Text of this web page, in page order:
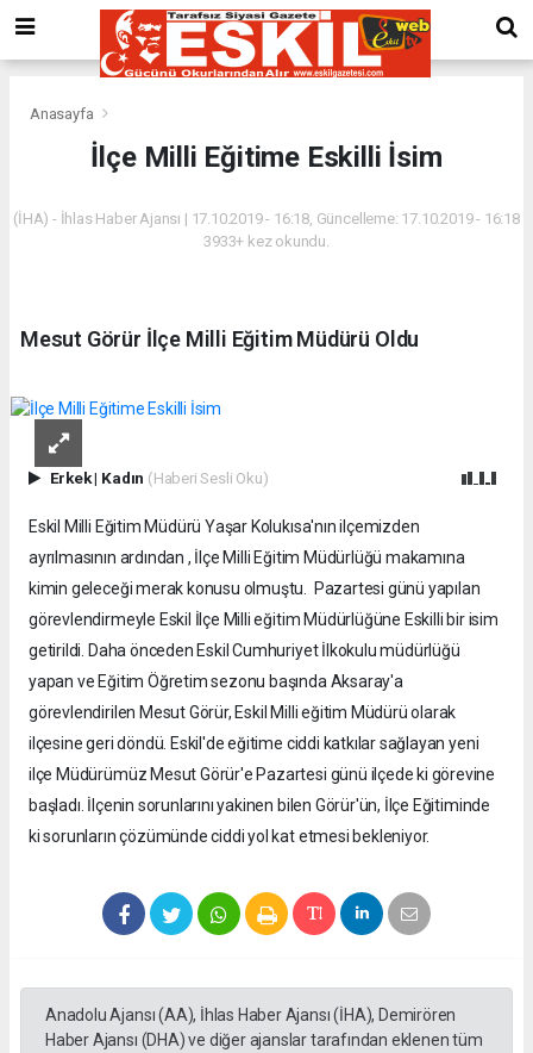
Anasayfa
İlçe Milli Eğitime Eskilli İsim
(İHA) - İhlas Haber Ajansı | 17.10.2019 - 16:18, Güncelleme: 17.10.2019 - 16:18
3933+ kez okundu.
Mesut Görür İlçe Milli Eğitim Müdürü Oldu
Erkek| Kadın (Haberi Sesli Oku)
Eskil Milli Eğitim Müdürü Yaşar Kolukısa'nın ilçemizden
ayrılmasının ardından , İlçe Milli Eğitim Müdürlüğü makamına
kimin geleceği merak konusu olmuştu. Pazartesi günü yapılan
görevlendirmeyle Eskil İlçe Milli eğitim Müdürlüğüne Eskilli bir isim
getirildi. Daha önceden Eskil Cumhuriyet İlkokulu müdürlüğü
yapan ve Eğitim Öğretim sezonu başında Aksaray'a
görevlendirilen Mesut Görür, Eskil Milli eğitim Müdürü olarak
ilçesine geri döndü. Eskil'de eğitime ciddi katkılar sağlayan yeni
ilçe Müdürümüz Mesut Görür'e Pazartesi günü ilçede ki görevine
başladı. İlçenin sorunlarını yakinen bilen Görür'ün, İlçe Eğitiminde
ki sorunların çözümünde ciddi yol kat etmesi bekleniyor.
Anadolu Ajansı (AA), İhlas Haber Ajansı (İHA), Demirören
Haber Ajansı (DHA) ve diğer ajanslar tarafından eklenen tüm